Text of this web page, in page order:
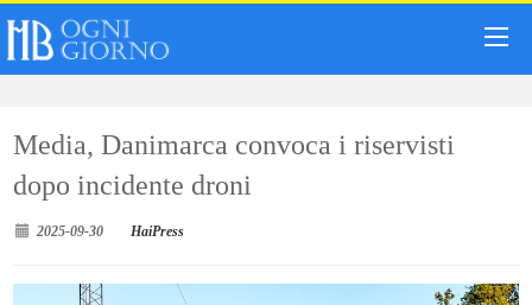
Media, Danimarca convoca i riservisti
dopo incidente droni
2025-09-30 HaiPress